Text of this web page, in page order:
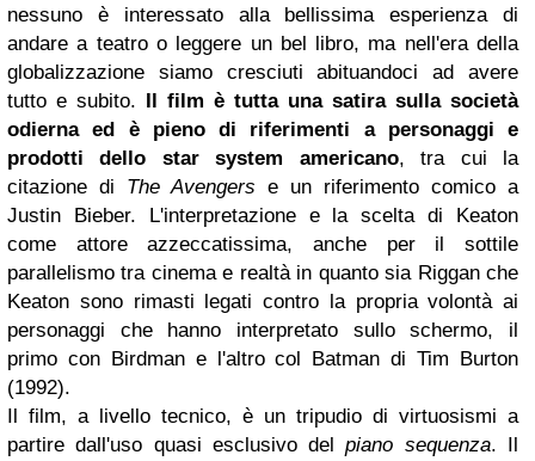
nessuno è interessato alla bellissima esperienza di
andare a teatro o leggere un bel libro, ma nell'era della
globalizzazione siamo cresciuti abituandoci ad avere
tutto e subito. Il film è tutta una satira sulla società
odierna ed è pieno di riferimenti a personaggi e
prodotti dello star system americano, tra cui la
citazione di The Avengers e un riferimento comico a
Justin Bieber. L'interpretazione e la scelta di Keaton
come attore azzeccatissima, anche per il sottile
parallelismo tra cinema e realtà in quanto sia Riggan che
Keaton sono rimasti legati contro la propria volontà ai
personaggi che hanno interpretato sullo schermo, il
primo con Birdman e l'altro col Batman di Tim Burton
(1992).
Il film, a livello tecnico, è un tripudio di virtuosismi a
partire dall'uso quasi esclusivo delpiano sequenza. Il